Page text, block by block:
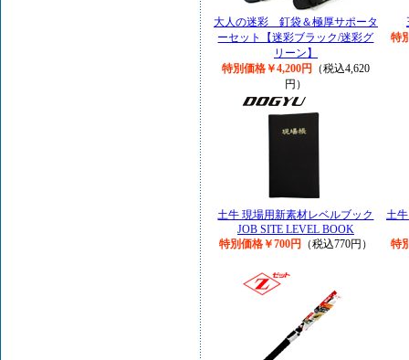
大人の迷彩 釘袋＆極厚サポータ
ーセット【迷彩ブラック/迷彩グ
リーン】
特別価格￥4,200円
（税込4,620
円）
特
土牛 現場用新素材レベルブック
JOB SITE LEVEL BOOK
特別価格￥700円
（税込770円）
土
特